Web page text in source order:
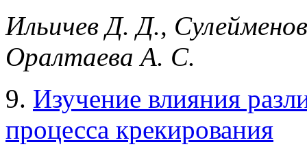
Ильичев Д. Д.,
Оралтаева А. С.
9. Изучение влияния
процесса крекирования